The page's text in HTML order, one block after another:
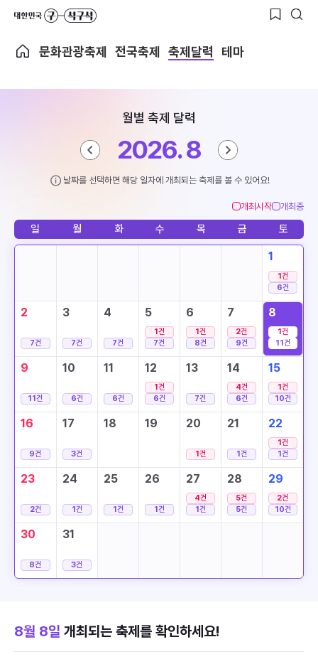
문화관광축제 전국축제 축제달력 테마
월별 축제 달력
2026. 8
날짜를 선택하면 해당 일자에 개최되는 축제를 볼 수 있어요!
개최시작 개최중
일 월 화 수 목 금 토
1
1건
6건
2
7건
3
7건
4
7건
5
1건
7건
6
1건
8건
7
2건
9건
8
1건
11건
9
11건
10
6건
11
6건
12
1건
6건
13
7건
14
4건
6건
15
1건
10건
16
9건
17
3건
18 19 20
1건
21
1건
22
1건
1건
23
2건
24
1건
25
1건
26
1건
27
4건
1건
28
5건
5건
29
2건
10건
30
8건
31
3건
8월 8일 개최되는 축제를 확인하세요!